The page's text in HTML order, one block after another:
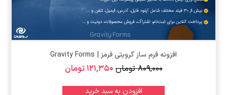
افزونه فرم ساز گرویتی فرمز | Gravity Forms
۸۰۹,۰۰۰ تومان۱۲۱,۳۵۰تومان
افزودن به سبد خرید